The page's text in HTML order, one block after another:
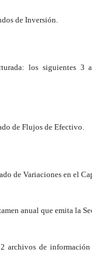
de Inversión.
los siguientes 3
de Flujos de Efectivo.
de Variaciones en el
anual que emita la
archivos de